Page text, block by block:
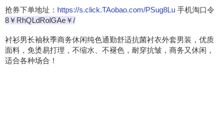
抢券下单地址： https://s.click.TAobao.com/PSug8Lu 手机淘口令
8￥RhQLdRolGAe￥/
衬衫男长袖秋季商务休闲纯色通勤舒适抗菌衬衣外套男装，优质
面料，免烫易打理，不缩水、不褪色，耐穿抗皱，商务又休闲，
适合各种场合！